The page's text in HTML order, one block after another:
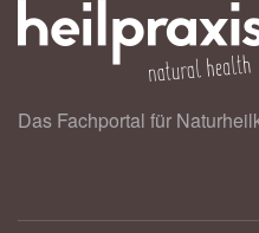
Das Fachportal für